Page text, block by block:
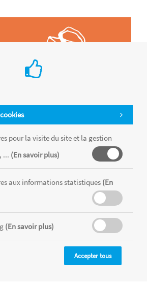
pour la visite du site et la gestion
... (En savoir plus)
aux informations statistiques (En
(En savoir plus)
Accepter tous
dans la limite des stocks disponibles de
comprises.
CONDITIONS GÉNÉRALES